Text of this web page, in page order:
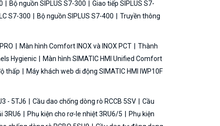
Bộ nguồn SIPLUS S7-300
Giao tiếp SIPLUS S7-
S7-300 Bộ nguồn SIPLUS S7-400
Truyền thông
Màn hình Comfort INOX và INOX PCT
Thành
Hygienic
Màn hình SIMATIC HMI Unified Comfort
thấp
Máy khách web di động SIMATIC HMI IWP10F
- 5TJ6 Cầu dao chống dòng rò RCCB 5SV
Cầu
3RU6 Phụ kiện cho rơ-le nhiệt 3RU6/5
Phụ kiện